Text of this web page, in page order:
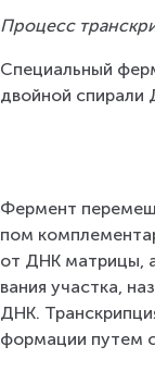
Про­цесс
Спе­ци­аль­ный
двой­ной спи­ра­ли
Фер­мент
пом
от ДНК мат­ри­цы,
ва­ния участ­ка,
ДНК.
фор­ма­ции путем